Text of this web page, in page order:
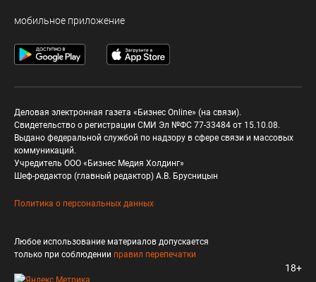
мобильное приложение
Деловая электронная газета «Бизнес Online» (на связи).
Свидетельство о регистрации СМИ Эл №ФС 77-33484 от 15.10.08.
Выдано федеральной службой по надзору в сфере связи и массовых
коммуникаций.
Учредитель ООО «Бизнес Медия Холдинг»
Шеф-редактор (главный редактор) А.В. Брусницын
Политика о персональных данных
Любое использование материалов допускается
только при соблюдении правил перепечатки
18+